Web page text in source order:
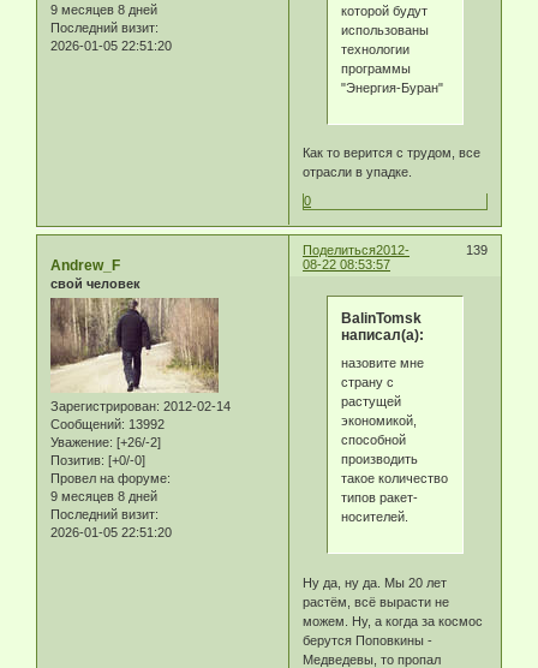
9 месяцев 8 дней
Последний визит:
2026-01-05 22:51:20
которой будут
использованы
технологии
программы
"Энергия-Буран"
Как то верится с трудом, все
отрасли в упадке.
0
Поделиться 139
2012-
08-22 08:53:57
Andrew_F
свой человек
Зарегистрирован: 2012-02-14
Сообщений: 13992
Уважение: [+26/-2]
Позитив: [+0/-0]
Провел на форуме:
9 месяцев 8 дней
Последний визит:
2026-01-05 22:51:20
BalinTomsk
написал(а):
назовите мне
страну с
растущей
экономикой,
способной
производить
такое количество
типов ракет-
носителей.
Ну да, ну да. Мы 20 лет
растём, всё вырасти не
можем. Ну, а когда за космос
берутся Поповкины -
Медведевы, то пропал